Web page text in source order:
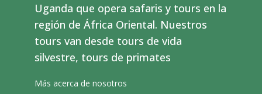
Uganda que opera safaris y tours en la
región de África Oriental. Nuestros
tours van desde tours de vida
silvestre, tours de primates
Más acerca de nosotros